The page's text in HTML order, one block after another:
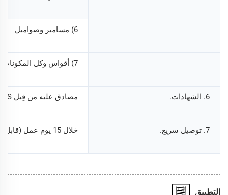
6) مسامير وصواميل
7) أقواس وكل المكونات اللازمة
6. الشهادات. مصادق عليه من قِبل CE، ISO9001، ROHS
7. توصيل سريع. خلال 15 يوم عمل (قابل للتفاوض)، وفقًا لكمية الطلب
التطبيق